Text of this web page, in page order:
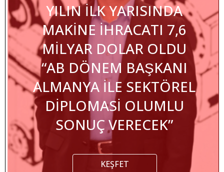
YILIN İLK YARISINDA
MAKİNE İHRACATI 7,6
MİLYAR DOLAR OLDU
“AB DÖNEM BAŞKANI
ALMANYA İLE SEKTÖREL
DİPLOMASİ OLUMLU
SONUÇ VERECEK”
KEŞFET